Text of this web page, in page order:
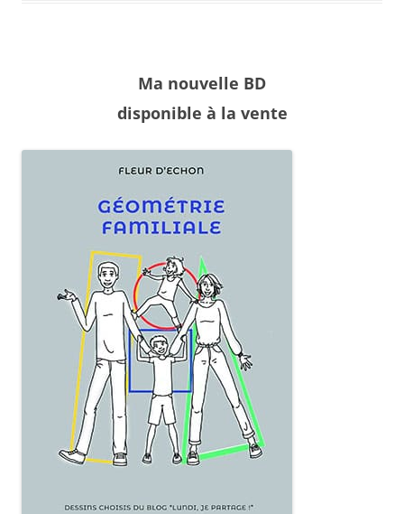
Ma nouvelle BD
disponible à la vente